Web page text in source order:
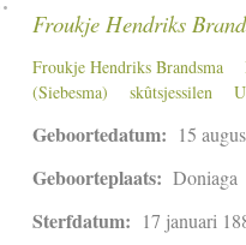
Froukje Hendriks
Froukje Hendriks Brandsma
(Siebesma)
skûtsjessilen
Geboortedatum: 15
Geboorteplaats: Doniaga
Sterfdatum: 17 januari